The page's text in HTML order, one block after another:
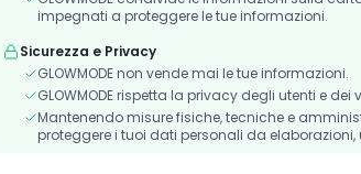
impegnati a proteggere le tue informazioni.
Sicurezza e Privacy
GLOWMODE non vende mai le tue informazioni.
GLOWMODE rispetta la privacy degli utenti e
Mantenendo misure fisiche, tecniche e
proteggere i tuoi dati personali da